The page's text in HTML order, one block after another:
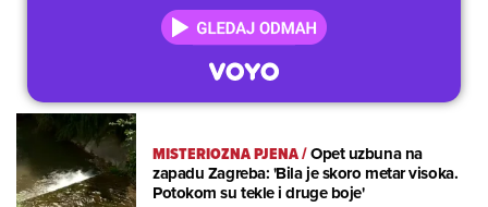
MISTERIOZNA PJENA/Opet uzbuna na
zapadu Zagreba: 'Bila je skoro metar visoka.
Potokom su tekle i druge boje'